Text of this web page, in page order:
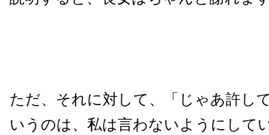
ただ、それに対して、「じゃあ許し
いうのは、私は言わないようにして